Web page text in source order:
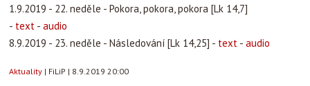
1.9.2019 - 22. neděle - Pokora, pokora, pokora [Lk 14,7]
- text - audio
8.9.2019 - 23. neděle - Následování [Lk 14,25] - text - audio
Aktuality | FiLiP | 8.9.2019 20:00